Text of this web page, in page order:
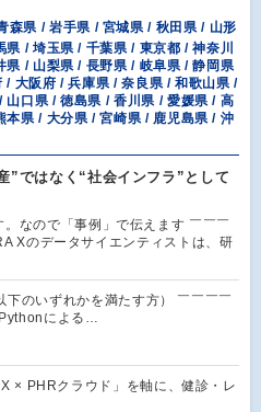
森県 / 岩手県 / 宮城県 / 秋田県 / 山形
/ 埼玉県 / 千葉県 / 東京都 / 神奈川
/ 山梨県 / 長野県 / 岐阜県 / 静岡県
大阪府 / 兵庫県 / 奈良県 / 和歌山県 /
口県 / 徳島県 / 香川県 / 愛媛県 / 高
県 / 大分県 / 宮崎県 / 鹿児島県 / 沖
”ではなく“社会インフラ”として
なので「事例」で伝えます ￣￣￣
Xのデータサイエンティストは、研
下のいずれかを満たす方） ￣￣￣￣
による…
× PHRクラウド」を軸に、健診・レ